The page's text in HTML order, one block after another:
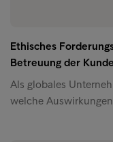
Ethisches
Betreuung der
Als globales
welche